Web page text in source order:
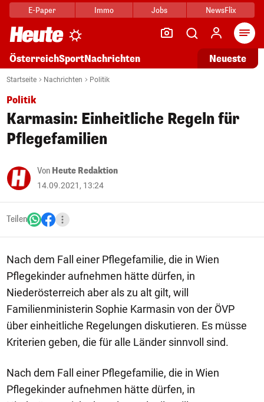
E-Paper Immo Jobs NewsFlix
ÖsterreichSportNachrichten Neueste
Startseite Nachrichten Politik
Politik
Karmasin: Einheitliche Regeln für
Pflegefamilien
Von Heute Redaktion
14.09.2021, 13:24
Teilen
Nach dem Fall einer Pflegefamilie, die in Wien
Pflegekinder aufnehmen hätte dürfen, in
Niederösterreich aber als zu alt gilt, will
Familienministerin Sophie Karmasin von der ÖVP
über einheitliche Regelungen diskutieren. Es müsse
Kriterien geben, die für alle Länder sinnvoll sind.
Nach dem Fall einer Pflegefamilie, die in Wien
Pflegekinder aufnehmen hätte dürfen, in